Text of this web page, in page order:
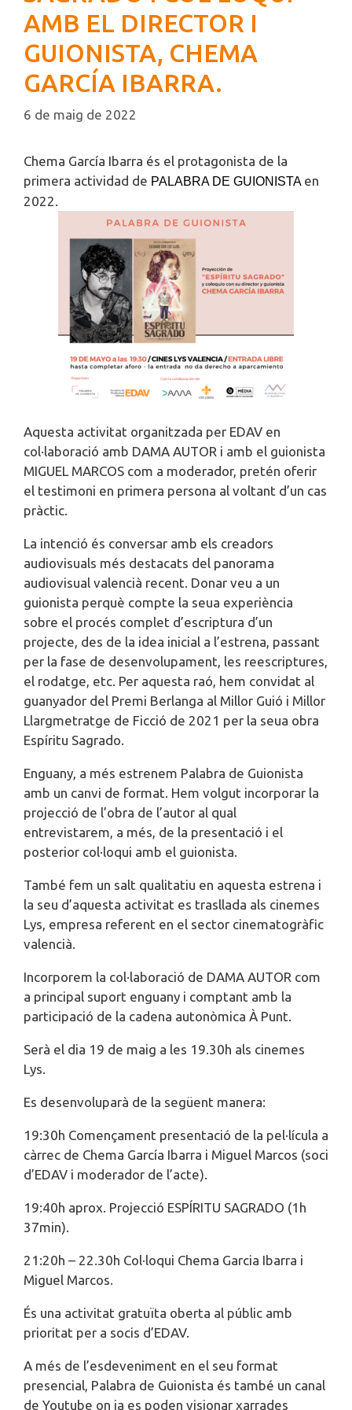
AMB EL DIRECTOR I
GUIONISTA, CHEMA
GARCÍA IBARRA.
6 de maig de 2022
Chema García Ibarra és el protagonista de la
primera actividad de PALABRA DE GUIONISTA en
2022.
Aquesta activitat organitzada per EDAV en
col·laboració amb DAMA AUTOR i amb el guionista
MIGUEL MARCOS com a moderador, pretén oferir
el testimoni en primera persona al voltant d’un cas
pràctic.
La intenció és conversar amb els creadors
audiovisuals més destacats del panorama
audiovisual valencià recent. Donar veu a un
guionista perquè compte la seua experiència
sobre el procés complet d’escriptura d’un
projecte, des de la idea inicial a l’estrena, passant
per la fase de desenvolupament, les reescriptures,
el rodatge, etc. Per aquesta raó, hem convidat al
guanyador del Premi Berlanga al Millor Guió i Millor
Llargmetratge de Ficció de 2021 per la seua obra
Espíritu Sagrado.
Enguany, a més estrenem Palabra de Guionista
amb un canvi de format. Hem volgut incorporar la
projecció de l’obra de l’autor al qual
entrevistarem, a més, de la presentació i el
posterior col·loqui amb el guionista.
També fem un salt qualitatiu en aquesta estrena i
la seu d’aquesta activitat es trasllada als cinemes
Lys, empresa referent en el sector cinematogràfic
valencià.
Incorporem la col·laboració de DAMA AUTOR com
a principal suport enguany i comptant amb la
participació de la cadena autonòmica À Punt.
Serà el dia 19 de maig a les 19.30h als cinemes
Lys.
Es desenvoluparà de la següent manera:
19:30h Començament presentació de la pel·lícula a
càrrec de Chema García Ibarra i Miguel Marcos (soci
d’EDAV i moderador de l’acte).
19:40h aprox. Projecció ESPÍRITU SAGRADO (1h
37min).
21:20h – 22.30h Col·loqui Chema Garcia Ibarra i
Miguel Marcos.
És una activitat gratuïta oberta al públic amb
prioritat per a socis d’EDAV.
A més de l’esdeveniment en el seu format
presencial, Palabra de Guionista és també un canal
de Youtube on ja es poden visionar xarrades